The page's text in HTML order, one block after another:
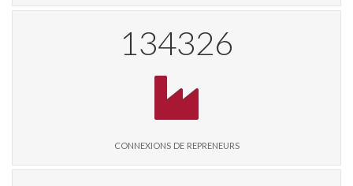
140763
connexions de repreneurs